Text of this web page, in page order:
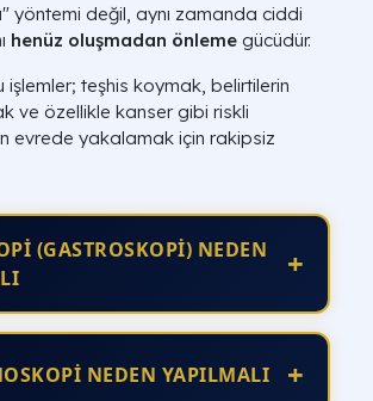
yöntemi değil, aynı zamanda ciddi
henüz oluşmadan önleme gücüdür.
işlemler; teşhis koymak, belirtilerin
ve özellikle kanser gibi riskli
evrede yakalamak için rakipsiz
(GASTROSKOPİ) NEDEN
+
NEDEN YAPILMALI +